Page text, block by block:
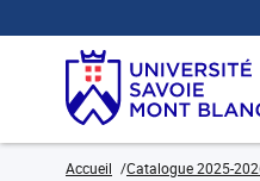
Accueil Catalogue 2025-